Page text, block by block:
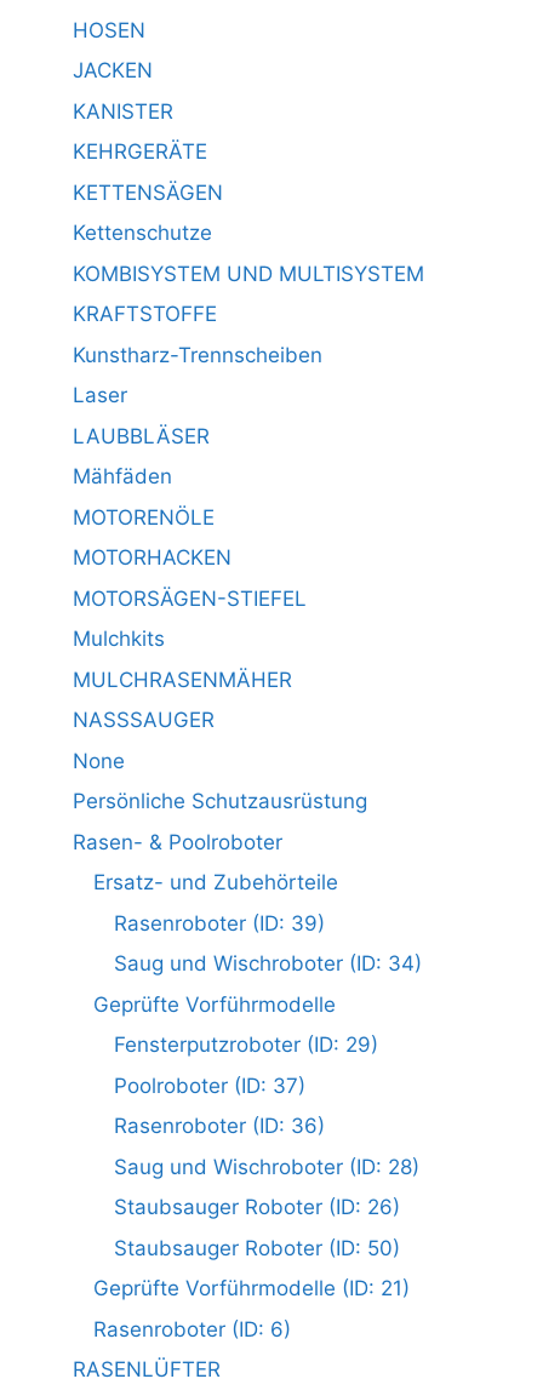
HOSEN
JACKEN
KANISTER
KEHRGERÄTE
KETTENSÄGEN
Kettenschutze
KOMBISYSTEM UND MULTISYSTEM
KRAFTSTOFFE
Kunstharz-Trennscheiben
Laser
LAUBBLÄSER
Mähfäden
MOTORENÖLE
MOTORHACKEN
MOTORSÄGEN-STIEFEL
Mulchkits
MULCHRASENMÄHER
NASSSAUGER
None
Persönliche Schutzausrüstung
Rasen- & Poolroboter
Ersatz- und Zubehörteile
Rasenroboter (ID: 39)
Saug und Wischroboter (ID: 34)
Geprüfte Vorführmodelle
Fensterputzroboter (ID: 29)
Poolroboter (ID: 37)
Rasenroboter (ID: 36)
Saug und Wischroboter (ID: 28)
Staubsauger Roboter (ID: 26)
Staubsauger Roboter (ID: 50)
Geprüfte Vorführmodelle (ID: 21)
Rasenroboter (ID: 6)
RASENLÜFTER